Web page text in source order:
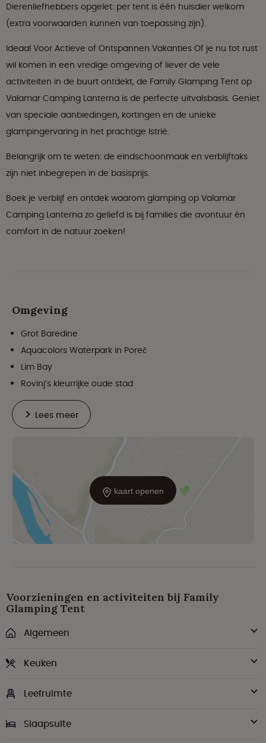
Dierenliefhebbers opgelet: per tent is één huisdier welkom
(extra voorwaarden kunnen van toepassing zijn).
Ideaal Voor Actieve of Ontspannen Vakanties Of je nu tot rust
wil komen in een vredige omgeving of liever de vele
activiteiten in de buurt ontdekt, de Family Glamping Tent op
Valamar Camping Lanterna is de perfecte uitvalsbasis. Geniet
van speciale aanbiedingen, kortingen en de unieke
glampingervaring in het prachtige Istrië.
Belangrijk om te weten: de eindschoonmaak en verblijftaks
zijn niet inbegrepen in de basisprijs.
Boek je verblijf en ontdek waarom glamping op Valamar
Camping Lanterna zo geliefd is bij families die avontuur én
comfort in de natuur zoeken!
kaart openen
Omgeving
Grot Baredine
Aquacolors Waterpark in Poreč
Lim Bay
Rovinj’s kleurrijke oude stad
Lees meer
Voorzieningen en activiteiten bij Family
Glamping Tent
Algemeen
Keuken
Leefruimte
Slaapsuite